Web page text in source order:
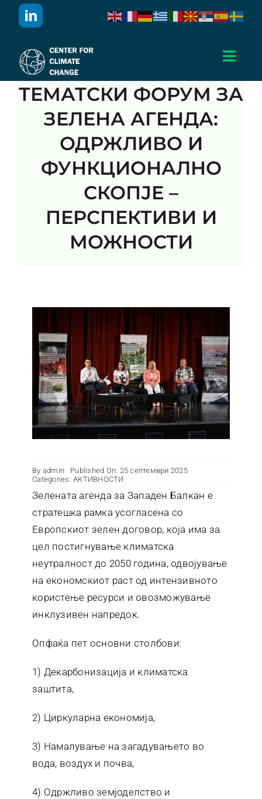
Дома
За Нас
Активности
ТЕМАТСКИ ФОРУМ ЗА
ЗЕЛЕНА АГЕНДА:
ОДРЖЛИВО И
ФУНКЦИОНАЛНО
СКОПЈЕ –
ПЕРСПЕКТИВИ И
МОЖНОСТИ
By admin
Published On: 25 септември 2025
Categories:АКТИВНОСТИ
Зелената агенда за Западен Балкан е
стратешка рамка усогласена со
Европскиот зелен договор, која има за
цел постигнување климатска
неутралност до 2050 година, одвојување
на економскиот раст од интензивното
користење ресурси и овозможување
инклузивен напредок.
Опфаќа пет основни столбови:
1) Декарбонизација и климатска
заштита,
2) Циркуларна економија,
3) Намалување на загадувањето во
вода, воздух и почва,
4) Одржливо земјоделство и